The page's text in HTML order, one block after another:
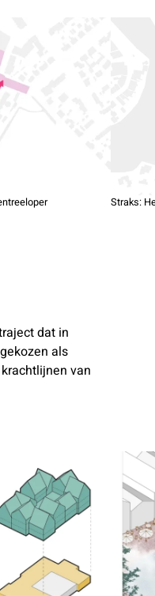
Straks:
dat in
als
van